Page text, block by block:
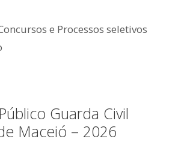
e Processos seletivos
Guarda Civil
Maceió – 2026